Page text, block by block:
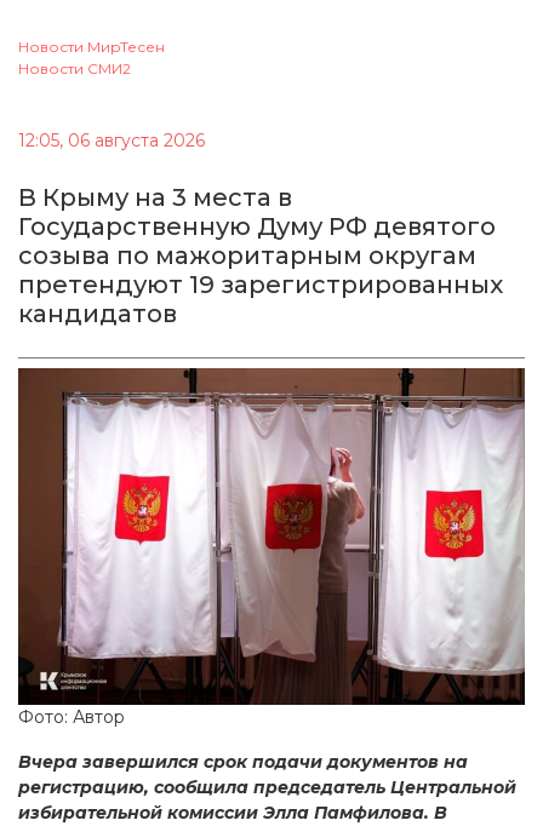
Новости МирТесен
Новости СМИ2
12:05, 06 августа 2026
В Крыму на 3 места в
Государственную Думу РФ девятого
созыва по мажоритарным округам
претендуют 19 зарегистрированных
кандидатов
Фото: Автор
Вчера завершился срок подачи документов на
регистрацию, сообщила председатель Центральной
избирательной комиссии Элла Памфилова. В